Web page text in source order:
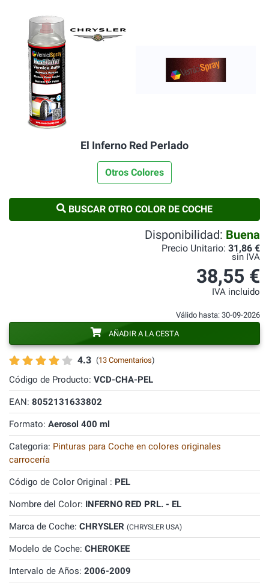
El Inferno Red Perlado
Otros Colores
BUSCAR OTRO COLOR DE COCHE
4.3 (13 Comentarios)
Código de Producto: VCD-CHA-PEL
EAN: 8052131633802
Formato: Aerosol 400 ml
Categoria: Pinturas para Coche en colores originales
carrocería
Código de Color Original : PEL
Nombre del Color: INFERNO RED PRL. - EL
Marca de Coche: CHRYSLER (CHRYSLER USA)
Modelo de Coche: CHEROKEE
Intervalo de Años: 2006-2009
Disponibilidad: Buena
Precio Unitario: 31,86 €
sin IVA
38,55 €
IVA incluido
Válido hasta: 30-09-2026
AÑADIR A LA CESTA